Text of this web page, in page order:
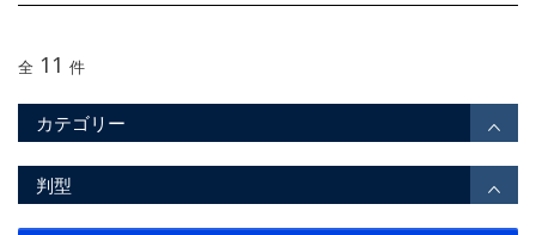
全 11 件
カテゴリー
判型